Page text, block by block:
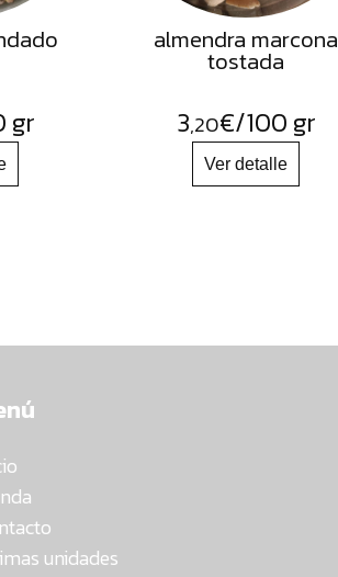
gr
almendra marcona
tostada
3,20€/100 gr
unidades